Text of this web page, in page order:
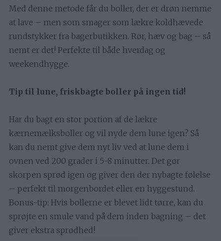
Med denne metode får du boller, der er drøn nemme
at lave – men som smager som lækre koldhævede
rundstykker fra bagerbutikken. Rør, hæv og bag – så
nemt er det! Perfekte til både hverdag og
weekendhygge.
Tip til lune, friskbagte boller på ingen tid!
Har du bagt en stor portion af de lækre
kærnemælksboller og vil nyde dem lune igen? Så
kan du nemt give dem nyt liv ved at lune dem i
ovnen ved 200 grader i 5-8 minutter. Det gør
skorpen sprød igen og giver den der nybagte følelse
– perfekt til morgenbordet eller en hyggestund.
Bonus-tip: Hvis bollerne er blevet lidt tørre, kan du
sprøjte en smule vand på dem inden bagning – det
giver ekstra sprødhed!